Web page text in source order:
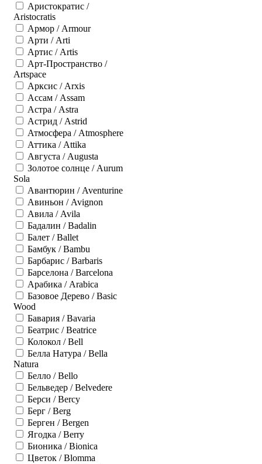
Аристократис /
Aristocratis
Армор / Armour
Арти / Arti
Артис / Artis
Арт-Пространство /
Artspace
Арксис / Arxis
Ассам / Assam
Астра / Astra
Астрид / Astrid
Атмосфера / Atmosphere
Аттика / Attika
Августа / Augusta
Золотое солнце / Aurum
Sola
Авантюрин / Aventurine
Авиньон / Avignon
Авила / Avila
Бадалин / Badalin
Балет / Ballet
Бамбук / Bambu
Барбарис / Barbaris
Барселона / Barcelona
Арабика / Arabica
Базовое Дерево / Basic
Wood
Бавария / Bavaria
Беатрис / Beatrice
Колокол / Bell
Белла Натура / Bella
Natura
Белло / Bello
Бельведер / Belvedere
Берси / Bercy
Берг / Berg
Берген / Bergen
Ягодка / Berry
Бионика / Bionica
Цветок / Blomma